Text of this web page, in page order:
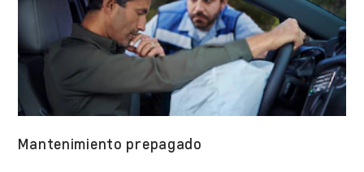
Mantenimiento prepagado